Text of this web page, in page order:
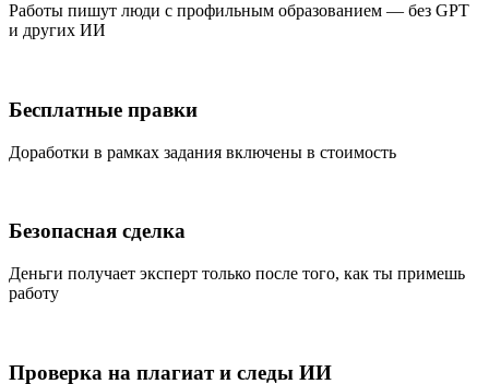
Работы пишут люди с профильным образованием — без GPT
и других ИИ
Бесплатные правки
Доработки в рамках задания включены в стоимость
Безопасная сделка
Деньги получает эксперт только после того, как ты примешь
работу
Проверка на плагиат и следы ИИ